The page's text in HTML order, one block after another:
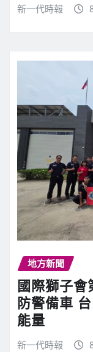
新一代時報
地方新聞
國際獅子會
防警備車
能量
新一代時報